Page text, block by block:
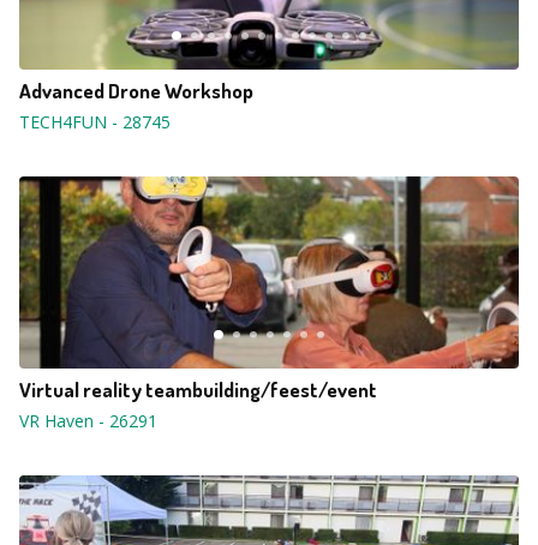
Advanced Drone Workshop
TECH4FUN - 28745
Virtual reality teambuilding/feest/event
VR Haven - 26291